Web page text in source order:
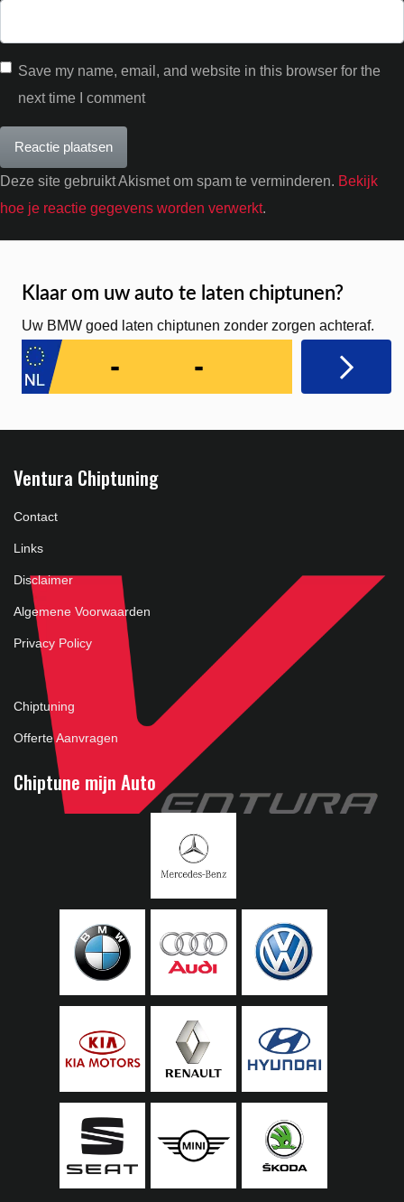
Save my name, email, and website in this browser for the
next time I comment
Deze site gebruikt Akismet om spam te verminderen. Bekijk
hoe je reactie gegevens worden verwerkt.
Klaar om uw auto te laten chiptunen?
Uw BMW goed laten chiptunen zonder zorgen achteraf.
Ventura Chiptuning
Contact
Links
Disclaimer
Algemene Voorwaarden
Privacy Policy
Chiptuning
Offerte Aanvragen
Chiptune mijn Auto